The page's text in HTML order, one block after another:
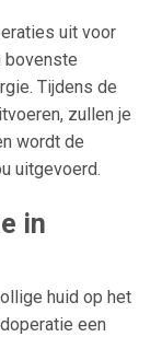
uit voor
bovenste
Tijdens de
zullen je
wordt de
uitgevoerd.
in
huid op het
een